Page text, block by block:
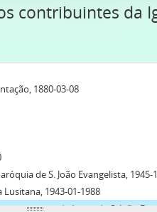
contribuintes da
1880-03-08
de S. João Evangelista, 1945-
1943-01-1988
da Igreja de S. João